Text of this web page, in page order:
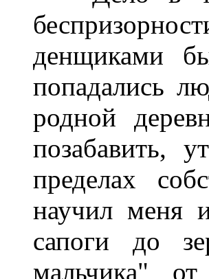
денщиками
попадались
родной
позабавить,
пределах
научил меня
сапоги до
мальчика"